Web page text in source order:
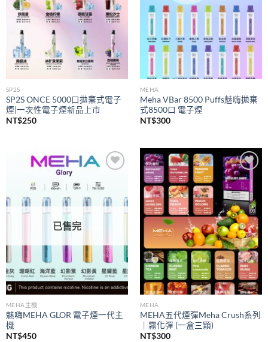
SP2S
SP2S ONCE 5000口拋棄式電子
煙|一次性電子煙新品上市
NT$250
MEHA
Meha VBar 8500 Puffs魅嗨拋棄
式8500口 電子煙
NT$300
wishlist
已售完
MEHA主機
魅嗨MEHA GLOR 電子煙一代主
機
NT$450
Add to
wishlist
MEHA
MEHA五代煙彈Meha Crush系列
｜霧化彈 (一盒三顆)
NT$300